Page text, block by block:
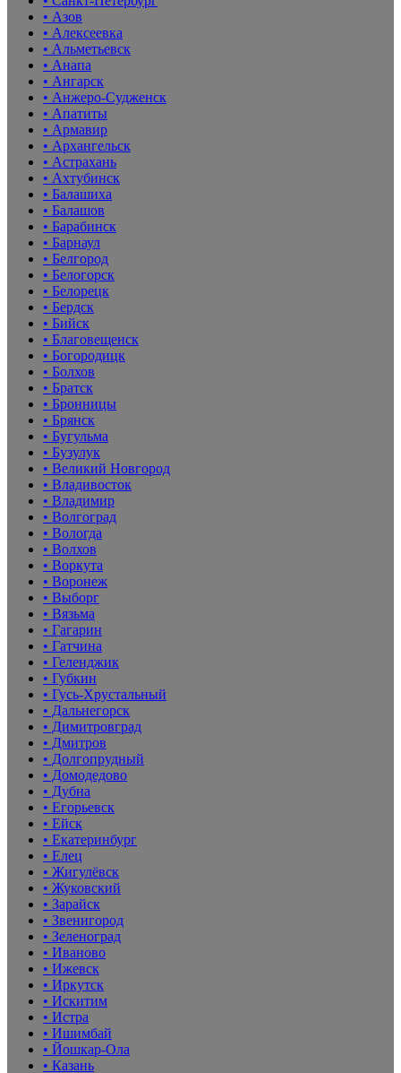
• Азов
• Алексеевка
• Альметьевск
• Анапа
• Ангарск
• Анжеро-Судженск
• Апатиты
• Армавир
• Архангельск
• Астрахань
• Ахтубинск
• Балашиха
• Балашов
• Барабинск
• Барнаул
• Белгород
• Белогорск
• Белорецк
• Бердск
• Бийск
• Благовещенск
• Богородицк
• Болхов
• Братск
• Бронницы
• Брянск
• Бугульма
• Бузулук
• Великий Новгород
• Владивосток
• Владимир
• Волгоград
• Вологда
• Волхов
• Воркута
• Воронеж
• Выборг
• Вязьма
• Гагарин
• Гатчина
• Геленджик
• Губкин
• Гусь-Хрустальный
• Дальнегорск
• Димитровград
• Дмитров
• Долгопрудный
• Домодедово
• Дубна
• Егорьевск
• Ейск
• Екатеринбург
• Елец
• Жигулёвск
• Жуковский
• Зарайск
• Звенигород
• Зеленоград
• Иваново
• Ижевск
• Иркутск
• Искитим
• Истра
• Ишимбай
• Йошкар-Ола
• Казань